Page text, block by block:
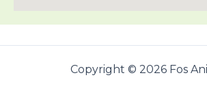
Copyright © 2026 Fos